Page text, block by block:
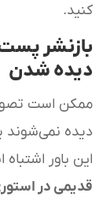
کنید.
بازنشر
دیده شدن
ممکن است
دیده نمی‌شوند
این باور
قدیمی در